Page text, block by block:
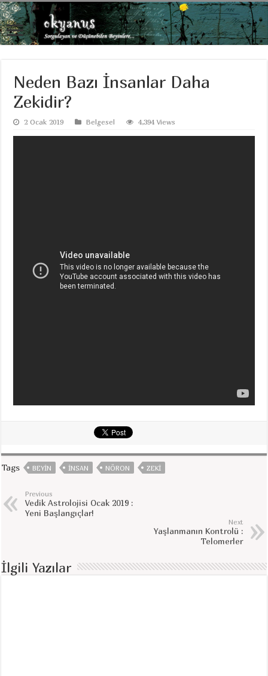
Neden Bazı İnsanlar Daha
Zekidir?
2 Ocak 2019 Belgesel 4,394 Views
Tags BEYIN INSAN NÖRON ZEKI
Previous
Vedik Astrolojisi Ocak 2019 :
Yeni Başlangıçlar!
Next
Yaşlanmanın Kontrolü :
Telomerler
İlgili Yazılar